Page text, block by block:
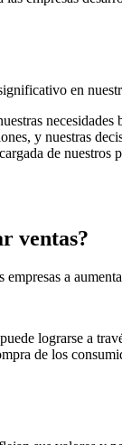
en
y nuestras
de
ventas?
a
lograrse a
de los